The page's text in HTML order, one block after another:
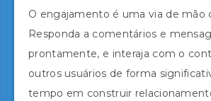
O engajamento é uma via de mão
Responda a comentários e
prontamente, e interaja com o
outros usuários de forma
tempo em construir